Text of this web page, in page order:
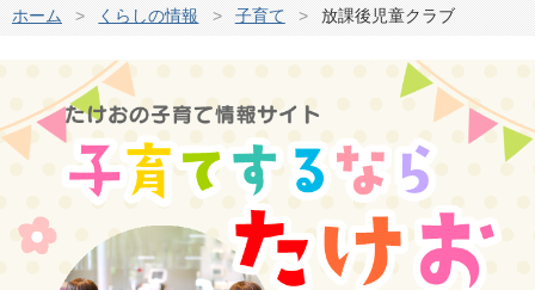
ホーム > くらしの情報 > 子育て > 放課後児童クラブ